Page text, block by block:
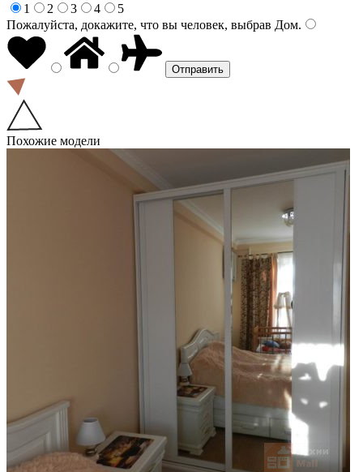
1
2 3 4
5
Пожалуйста, докажите, что вы человек, выбрав Дом.
Похожие модели